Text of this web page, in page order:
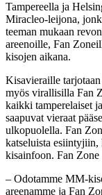
Tampereella ja
Miracleo-leijona,
teeman mukaan
areenoille, Fan
kisojen aikana.
Kisavieraille
myös virallisilla Fan
kaikki tamperelaiset
saapuvat vieraat
ulkopuolella. Fan
katseluista
kisainfoon. Fan Zone
– Odotamme MM-
areenamme ja Fan